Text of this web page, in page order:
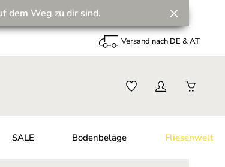
dem Weg zu dir sind.
Versand nach DE & AT
SALE Bodenbeläge Fliesenwelt